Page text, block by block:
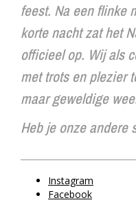
feest. Na een flinke
korte nacht zat het
officieel op. Wij als
met trots en plezier
maar geweldige
Heb je onze andere
Instagram
Facebook